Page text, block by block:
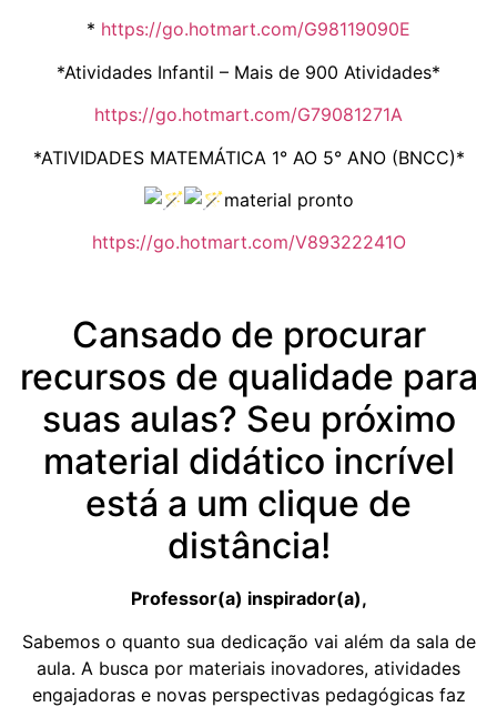
* https://go.hotmart.com/G98119090E
*Atividades Infantil – Mais de 900 Atividades*
https://go.hotmart.com/G79081271A
*ATIVIDADES MATEMÁTICA 1° AO 5° ANO (BNCC)*
material pronto
https://go.hotmart.com/V89322241O
Cansado de procurar
recursos de qualidade para
suas aulas? Seu próximo
material didático incrível
está a um clique de
distância!
Professor(a) inspirador(a),
Sabemos o quanto sua dedicação vai além da sala de
aula. A busca por materiais inovadores, atividades
engajadoras e novas perspectivas pedagógicas faz